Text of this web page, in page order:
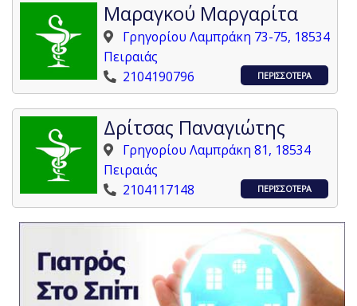
Μαραγκού Μαργαρίτα
Γρηγορίου Λαμπράκη 73-75, 18534
Πειραιάς
2104190796
ΠΕΡΙΣΣΟΤΕΡΑ
Δρίτσας Παναγιώτης
Γρηγορίου Λαμπράκη 81, 18534
Πειραιάς
2104117148
ΠΕΡΙΣΣΟΤΕΡΑ